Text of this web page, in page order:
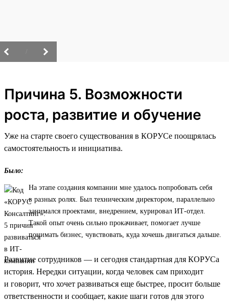
Причина 5. Возможности
роста, развитие и обучение
Уже на старте своего существования в КОРУСе поощрялась
самостоятельность и инициатива.
Было:
На этапе создания компании мне удалось попробовать себя
в разных ролях. Был техническим директором, параллельно
занимался проектами, внедрением, курировал ИТ-отдел.
Такой опыт очень сильно прокачивает, помогает лучше
понимать бизнес, чувствовать, куда хочешь двигаться дальше.
Развитие сотрудников — и сегодня стандартная для КОРУСа
история. Нередки ситуации, когда человек сам приходит
и говорит, что хочет развиваться еще быстрее, просит больше
ответственности и сообщает, какие шаги готов для этого